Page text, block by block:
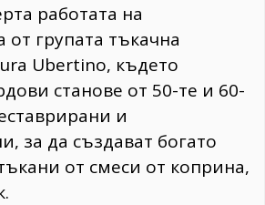
работата на
от групата тъкачна
Ubertino, където
станове от 50-те и 60-
и
за да създават богато
от смеси от коприна,